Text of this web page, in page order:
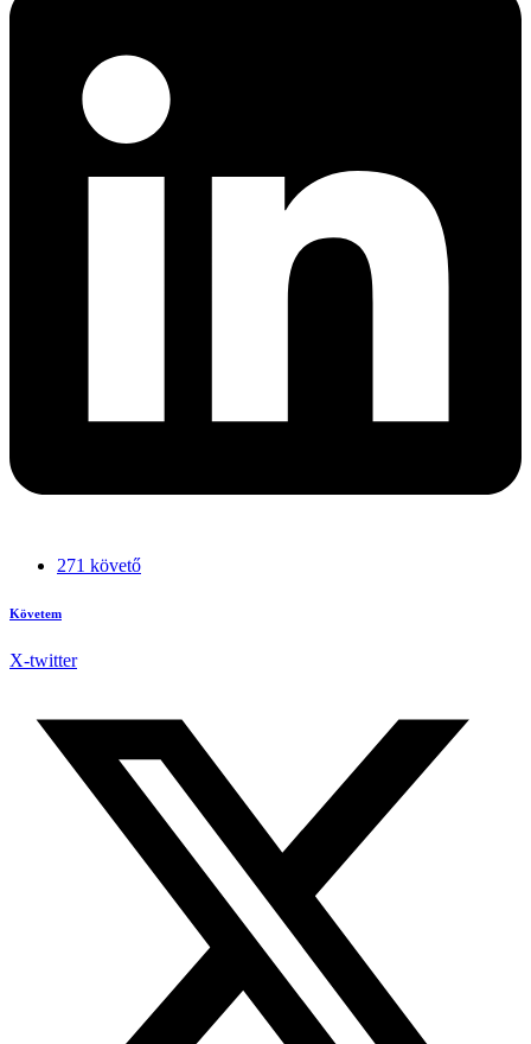
271 követő
Követem
X-twitter